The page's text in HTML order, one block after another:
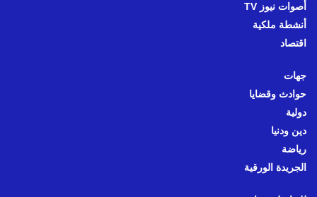
أصوات نيوز TV
أنشطة ملكية
اقتصاد
جهات
حوادث وقضايا
دولية
دين ودنيا
رياضة
الجريدة الورقية